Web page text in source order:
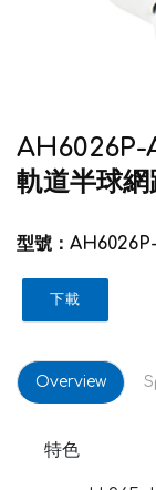
AH6026P-
軌道半球
型號：
下載
Overview
特色